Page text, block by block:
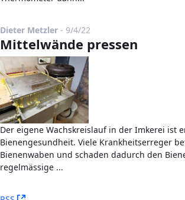
Dieter Metzler - Published Date
9/4/22
Mittelwände pressen
Der eigene Wachskreislauf in der Imkerei ist
Bienengesundheit. Viele Krankheitserreger
Bienenwaben und schaden dadurch den
regelmässige ...